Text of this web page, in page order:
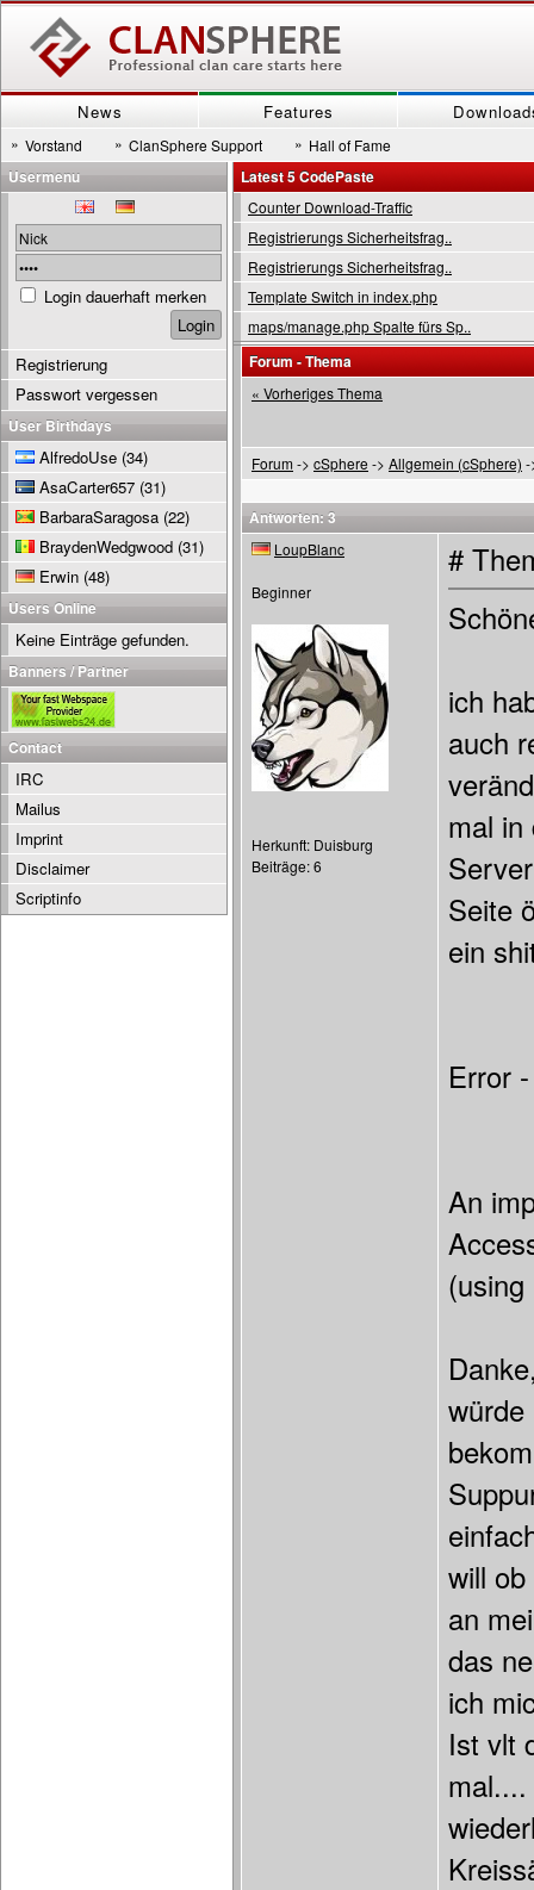
News Features
» Vorstand » ClanSphere Support » Hall of Fame
Latest 5 CodePaste
Counter Download-Traffic
Registrierungs Sicherheitsfrag..
Registrierungs Sicherheitsfrag..
Template Switch in index.php
maps/manage.php Spalte fürs Sp..
Forum - Thema
« Vorheriges Thema
Forum-> cSphere -> Allgemein (cSphere) -
Antworten: 3
LoupBlanc
Beginner
Herkunft: Duisburg
Beiträge: 6
#
ich
auch
mal in
Seite
ein
Error
An
würde
will
an
das
ich
Ist vlt
Usermenu
Login dauerhaft merken
Registrierung
Passwort vergessen
User Birthdays
AlfredoUse (34)
AsaCarter657 (31)
BarbaraSaragosa (22)
BraydenWedgwood (31)
Erwin (48)
Users Online
Keine Einträge gefunden.
Banners / Partner
Contact
IRC
Mailus
Imprint
Disclaimer
Scriptinfo